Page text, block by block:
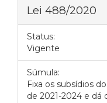
Lei 488/2020
Status:
Vigente
Súmula:
Fixa os subsídios
de 2021-2024 e dá